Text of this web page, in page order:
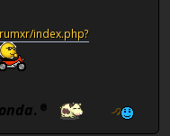
index.php?
. ®